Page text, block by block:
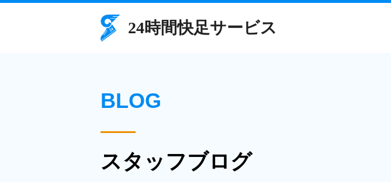
BLOG
スタッフブログ